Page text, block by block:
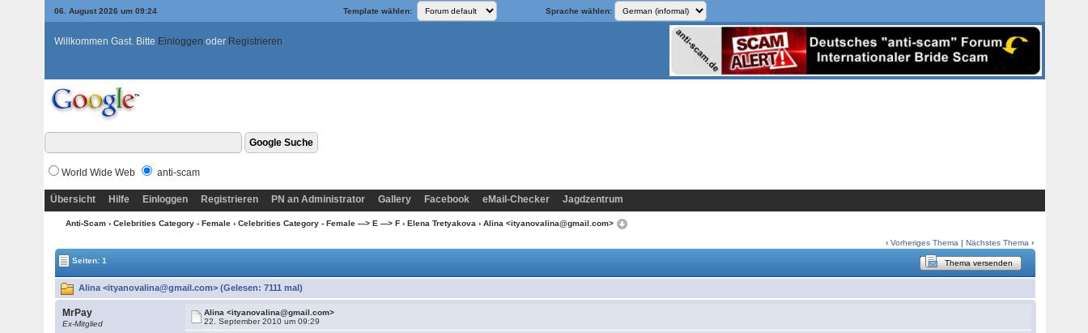
06. August 2026 um 09:24 Template wählen: Sprache wählen:
Willkommen Gast. Bitte Einloggen oder Registrieren
World Wide Web anti-scam
Übersicht Hilfe Einloggen Registrieren PN an Administrator Gallery Facebook eMail-Checker Jagdzentrum
Anti-Scam › Celebrities Category - Female › Celebrities Category - Female ---> E ---> F › Elena Tretyakova › Alina <ityanovalina@gmail.com>
‹Vorheriges Thema |Nächstes Thema ›
Seiten: 1
Thema versenden
Alina <ityanovalina@gmail.com> (Gelesen: 7111 mal)
MrPay
Ex-Mitglied
Alina <ityanovalina@gmail.com>
22. September 2010 um 09:29